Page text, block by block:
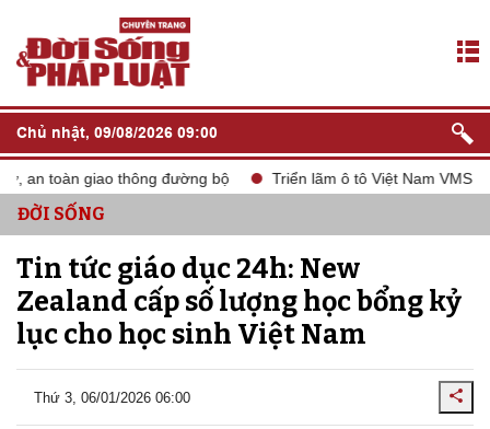
Chủ nhật, 09/08/2026 09:00
toàn giao thông đường bộ Triển lãm ô tô Việt Nam VMS 2024
ĐỜI SỐNG
Tin tức giáo dục 24h: New
Zealand cấp số lượng học bổng kỷ
lục cho học sinh Việt Nam
Thứ 3, 06/01/2026 06:00